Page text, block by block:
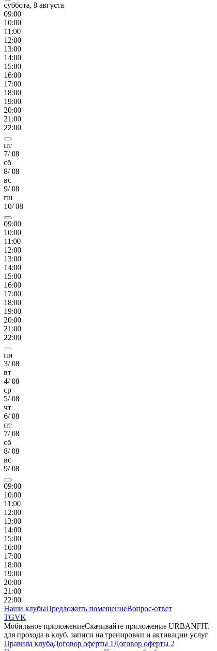
суббота, 8 августа
09:00
10:00
11 :00
12:00
13:00
14:00
15:00
16:00
17:00
18:00
19:00
20:00
21 :00
22:00
пт
7/08
сб
8/08
вс
9/08
пн
10/08
09:00
10:00
11 :00
12:00
13:00
14:00
15:00
16:00
17:00
18:00
19:00
20:00
21 :00
22:00
пн
3/08
вт
4/08
ср
5/08
чт
6/08
пт
7/08
сб
8/08
вс
9/08
09:00
10:00
11 :00
12:00
13:00
14:00
15:00
16:00
17:00
18:00
19:00
20:00
21 :00
22:00
Наши клубыПредложить помещениеВопрос-ответ
TGVK
Мобильное приложениеСкачивайте приложение URBANFIT.
для прохода в клуб, записи на тренировки и активации услуг
Правила клубаДоговор оферты 1 Договор оферты 2